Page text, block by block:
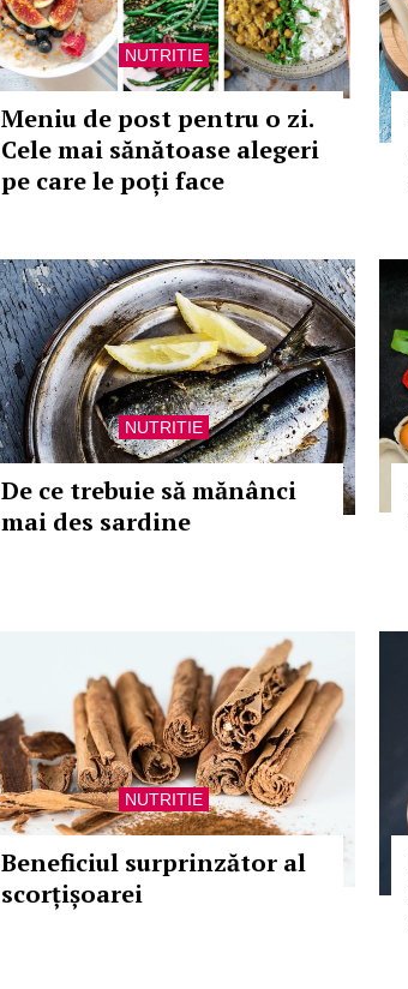
NUTRITIE
Meniu de post pentru o zi.
Cele mai sănătoase alegeri
pe care le poți face
NUTRITIE
De ce trebuie să mănânci
mai des sardine
NUTRITIE
Beneficiul surprinzător al
scorțișoarei